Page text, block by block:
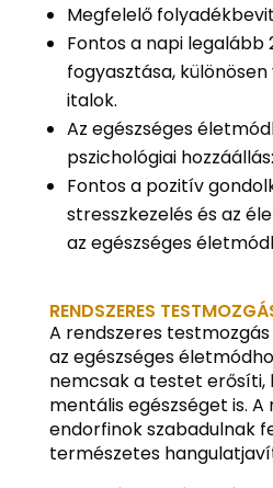
Megfelelő
Fontos a napi legalább
fogyasztása,
italok.
Az egészséges
pszichológiai hozzáállás:
Fontos a pozitív
stresszkezelés és az
az egészséges
RENDSZERES
A rendszeres
az egészséges
nemcsak a testet erősíti,
mentális egészséget is. A
endorfinok szabadulnak
természetes